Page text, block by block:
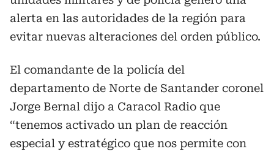
alerta en las autoridades de la región para
evitar nuevas alteraciones del orden público.
El comandante de la policía del
departamento de Norte de Santander coronel
Jorge Bernal dijo a Caracol Radio que
“tenemos activado un plan de reacción
especial y estratégico que nos permite con